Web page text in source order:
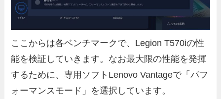
ここからは各ベンチマークで、Legion T570iの性
能を検証していきます。なお最大限の性能を発揮
するために、専用ソフトLenovo Vantageで「パフ
ォーマンスモード」を選択しています。